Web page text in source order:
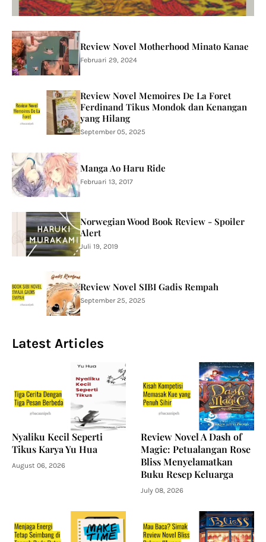
Review Novel Motherhood Minato Kanae
Februari 29, 2024
Review Novel Memoires De La Foret
Ferdinand Tikus Mondok dan Kenangan
yang Hilang
September 05, 2025
Manga Ao Haru Ride
Februari 13, 2017
Norwegian Wood Book Review - Spoiler
Alert
Juli 19, 2019
Review Novel SIBI Gadis Rempah
September 25, 2025
Latest Articles
Nyaliku Kecil Seperti
Tikus Karya Yu Hua
August 06, 2026
Review Novel A Dash of
Magic: Petualangan Rose
Bliss Menyelamatkan
Buku Resep Keluarga
July 08, 2026